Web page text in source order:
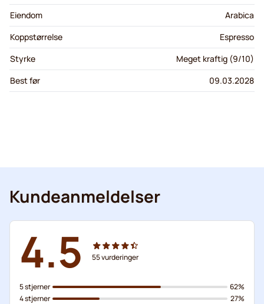
Eiendom
Arabica
Koppstørrelse
Espresso
Styrke
Meget kraftig (9/10)
Best før
09.03.2028
Kundeanmeldelser
4.5 55vurderinger
5 stjerner
4 stjerner
62%
27%